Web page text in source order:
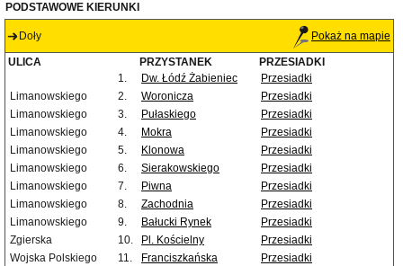
PODSTAWOWE KIERUNKI
Doły Pokaż na mapie
ULICA PRZYSTANEK
PRZESIADKI
1.
Dw. Łódź Żabieniec
Przesiadki
Limanowskiego
2. Woronicza
Przesiadki
Limanowskiego
3. Pułaskiego
Przesiadki
Limanowskiego
4. Mokra
Przesiadki
Limanowskiego
5. Klonowa
Przesiadki
Limanowskiego
6. Sierakowskiego
Przesiadki
Limanowskiego
7. Piwna
Przesiadki
Limanowskiego
8. Zachodnia
Przesiadki
Limanowskiego
9. Bałucki Rynek
Przesiadki
Zgierska
10. Pl. Kościelny
Przesiadki
Wojska Polskiego
11. Franciszkańska
Przesiadki